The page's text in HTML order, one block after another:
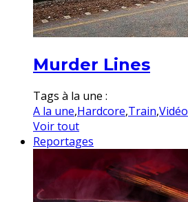
Murder Lines
Tags à la une :
A la une,Hardcore,Train,Vidéo
Voir tout
Reportages